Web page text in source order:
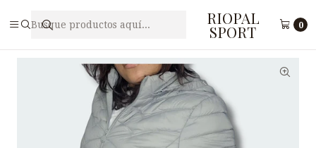
RIOPAL
SPORT 0
CASACA YD B36103VC